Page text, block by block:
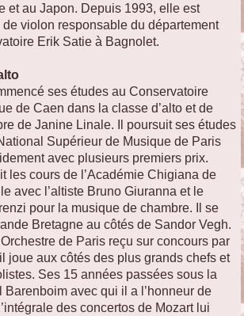
et au Japon. Depuis 1993, elle est
violon responsable du département
Erik Satie à Bagnolet.
ses études au Conservatoire
de Caen dans la classe d’alto et de
de Janine Linale. Il poursuit ses études
Supérieur de Musique de Paris
avec plusieurs premiers prix.
les cours de l’Académie Chigiana de
avec l’altiste Bruno Giuranna et le
pour la musique de chambre. Il se
Bretagne au côtés de Sandor Vegh.
de Paris reçu sur concours par
joue aux côtés des plus grands chefs et
Ses 15 années passées sous la
avec qui il a l’honneur de
des concertos de Mozart lui